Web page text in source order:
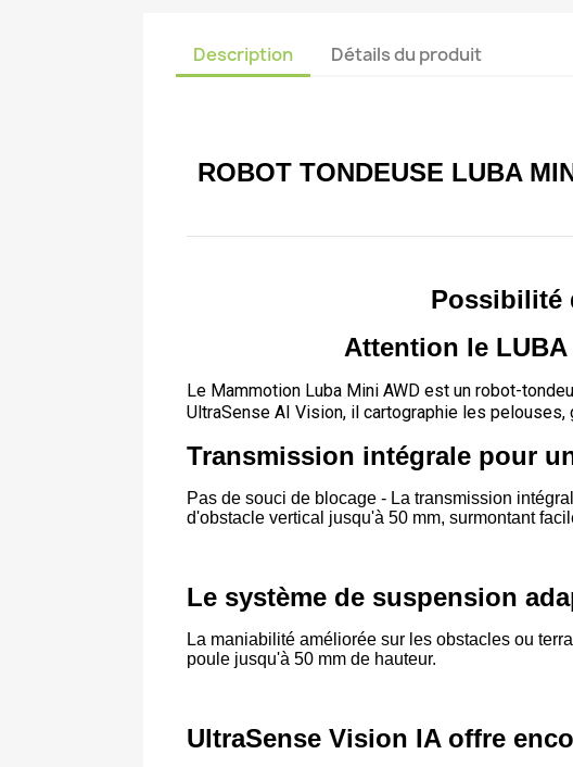
Description Détails du produit
ROBOT TONDEUSE LUBA
Possibilité
Attention le
Le Mammotion Luba Mini AWD est un robot-
UltraSense AI Vision, il cartographie les
Transmission intégrale pour
Pas de souci de blocage - La transmission
d'obstacle vertical jusqu'à 50 mm, surmontant
Le système de suspension
La maniabilité améliorée sur les obstacles ou
poule jusqu'à 50 mm de hauteur.
UltraSense Vision IA offre